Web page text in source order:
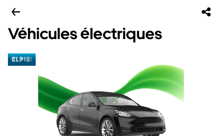
Véhicules électriques